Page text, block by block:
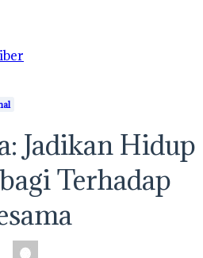
Jadikan Hidup
Terhadap